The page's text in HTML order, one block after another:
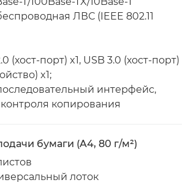
ЛВС (IEEE 802.11
(хост-порт) x1, USB 3.0 (хост-порт)
x1;
интерфейс,
копирования
бумаги (A4, 80 г/м²)
лоток